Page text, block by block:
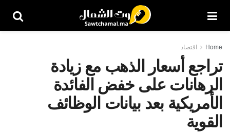
Home اقتصاد
تراجع أسعار الذهب مع زيادة
الرهانات على خفض الفائدة
الأمريكية بعد بيانات الوظائف
القوية